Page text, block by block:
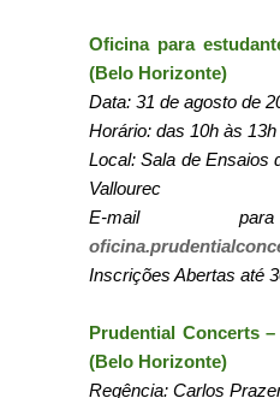
Oficina para
(Belo Horizonte)
Data: 31 de agosto de
Horário: das 10h às 13h
Local: Sala de Ensaios
Vallourec
E-mail
Inscrições Abertas até
Prudential Concerts
(Belo Horizonte)
Regência: Carlos